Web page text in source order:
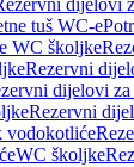
dijelovi
tuš WC-e
WC školjke
Rezervni
dijelovi
Rezervni
vodokotliće
WC školjke